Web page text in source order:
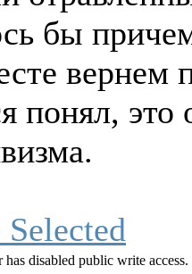
бы
вернем
понял, это
has disabled public write access.